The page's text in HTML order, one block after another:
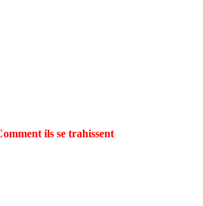
ils se trahissent